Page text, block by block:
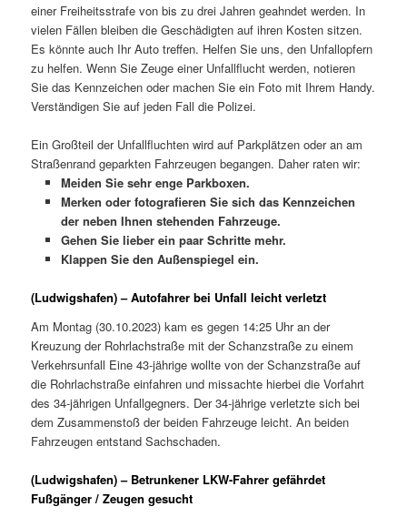
einer Freiheitsstrafe von bis zu drei Jahren geahndet werden. In
vielen Fällen bleiben die Geschädigten auf ihren Kosten sitzen.
Es könnte auch Ihr Auto treffen. Helfen Sie uns, den Unfallopfern
zu helfen. Wenn Sie Zeuge einer Unfallflucht werden, notieren
Sie das Kennzeichen oder machen Sie ein Foto mit Ihrem Handy.
Verständigen Sie auf jeden Fall die Polizei.
Ein Großteil der Unfallfluchten wird auf Parkplätzen oder an am
Straßenrand geparkten Fahrzeugen begangen. Daher raten wir:
Meiden Sie sehr enge Parkboxen.
Merken oder fotografieren Sie sich das Kennzeichen
der neben Ihnen stehenden Fahrzeuge.
Gehen Sie lieber ein paar Schritte mehr.
Klappen Sie den Außenspiegel ein.
(Ludwigshafen) – Autofahrer bei Unfall leicht verletzt
Am Montag (30.10.2023) kam es gegen 14:25 Uhr an der
Kreuzung der Rohrlachstraße mit der Schanzstraße zu einem
Verkehrsunfall Eine 43-jährige wollte von der Schanzstraße auf
die Rohrlachstraße einfahren und missachte hierbei die Vorfahrt
des 34-jährigen Unfallgegners. Der 34-jährige verletzte sich bei
dem Zusammenstoß der beiden Fahrzeuge leicht. An beiden
Fahrzeugen entstand Sachschaden.
(Ludwigshafen) – Betrunkener LKW-Fahrer gefährdet
Fußgänger / Zeugen gesucht